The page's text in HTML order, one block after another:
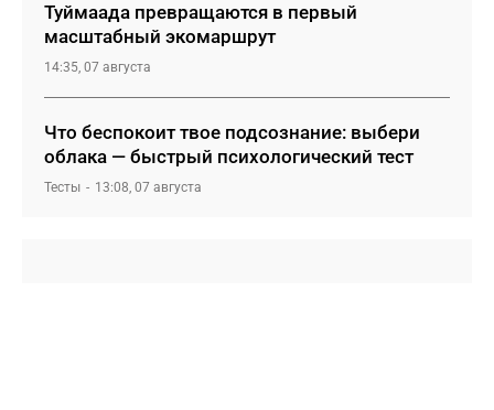
Туймаада превращаются в первый
масштабный экомаршрут
14:35, 07 августа
Что беспокоит твое подсознание: выбери
облака — быстрый психологический тест
Тесты 13:08, 07 августа